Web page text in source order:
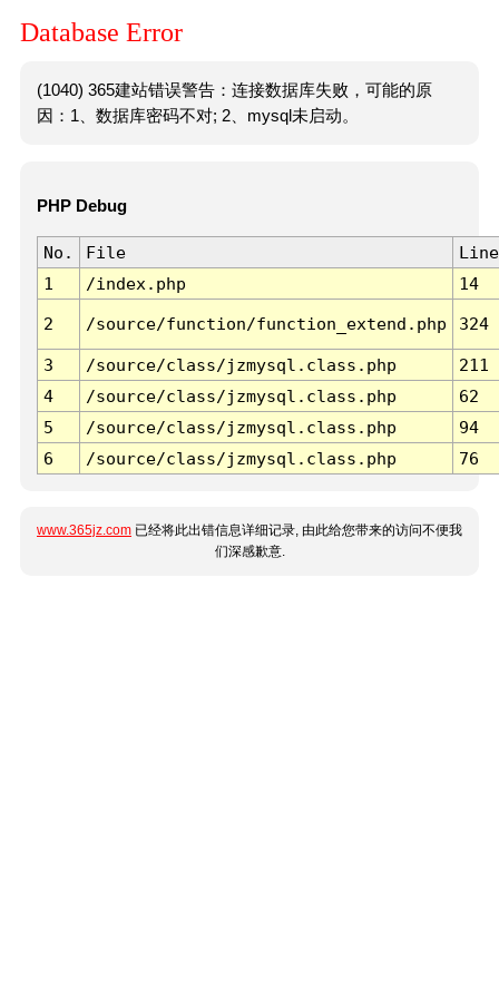
Database Error
(1040) 365建站错误警告：连接数据库失败，可能的原
因：1、数据库密码不对; 2、mysql未启动。
PHP Debug
No. File
Line
1
/index.php 14
2 /source/function/function_extend.php 324
3 /source/class/jzmysql.class.php
211
4
/source/class/jzmysql.class.php
62
5
/source/class/jzmysql.class.php
94
6
/source/class/jzmysql.class.php 76
www.365jz.com 已经将此出错信息详细记录, 由此给您带来的访问不便我
们深感歉意.